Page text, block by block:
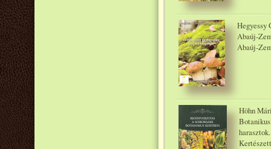
Hegyessy
Abaúj-
Abaúj-
Höhn